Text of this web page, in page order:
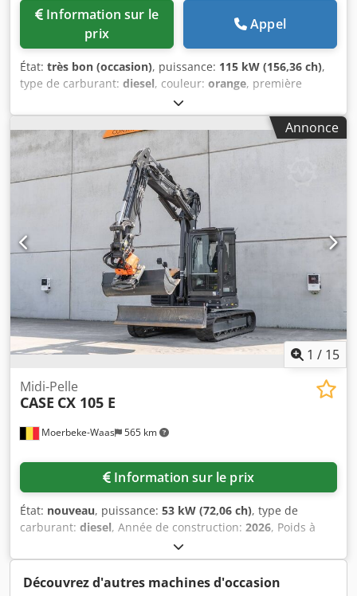
prix
Appel
État: très bon (occasion), puissance: 115 kW (156,36 ch),
type de carburant: diesel, couleur: orange, première
, Année de construction:
heures de fonctionnement:15 109 h, Informations
générales Année du modèle : 2012 Numéro de série :
DCH210R5NCEAH2500 Informations techniques Nombre de
cylindres : 4 Poids à vide : 22 600 kg Fonctionnel Largeur
de travail : 300 cm Marquage CE : oui État État technique :
très bon État visuel : très bon Informations financières Prix
: Sur demande Garantie Dcjdoy En Ndjpfx Aqtjk Garantie :
Première main, carnet d'entretien complet, prêt à l'emploi
immédiatement ! - 80 % trains de chaînes - Inclus : 3
godets : 1300 mm, 450 mm et godet de curage de fossés
de 2000 mm - Système TOPCON 3D de 2021 disponible en
Annonce
1 / 15
Moerbeke-Waas 565 km
Midi-Pelle
CASE CX 105 E
Information sur le prix
État: nouveau, puissance: 53 kW (72,06 ch), type de
carburant: diesel, Année de construction: 2026, Poids à
vide : 9 780 kg. Pour obtenir de plus amples informations,
veuillez contacter le service commercial de KEY-TEC.
Dcsdpszrrw Asfx Aqtjk
Découvrez d'autres machines d'occasion